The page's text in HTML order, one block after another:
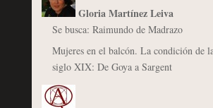
Gloria Martínez Leiva
Se busca: Raimundo de Madrazo
Mujeres en el balcón. La condición de
siglo XIX: De Goya a Sargent